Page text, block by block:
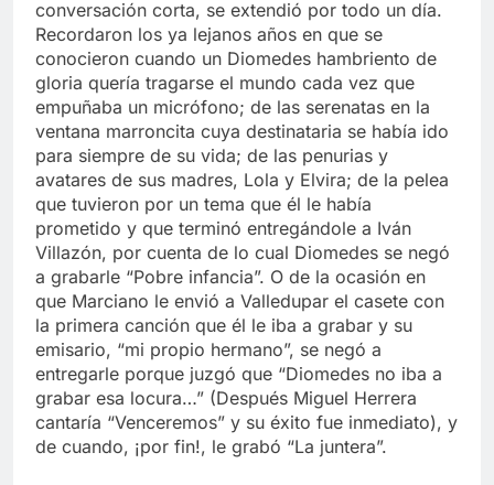
conversación corta, se extendió por todo un día.
Recordaron los ya lejanos años en que se
conocieron cuando un Diomedes hambriento de
gloria quería tragarse el mundo cada vez que
empuñaba un micrófono; de las serenatas en la
ventana marroncita cuya destinataria se había ido
para siempre de su vida; de las penurias y
avatares de sus madres, Lola y Elvira; de la pelea
que tuvieron por un tema que él le había
prometido y que terminó entregándole a Iván
Villazón, por cuenta de lo cual Diomedes se negó
a grabarle “Pobre infancia”. O de la ocasión en
que Marciano le envió a Valledupar el casete con
la primera canción que él le iba a grabar y su
emisario, “mi propio hermano”, se negó a
entregarle porque juzgó que “Diomedes no iba a
grabar esa locura…” (Después Miguel Herrera
cantaría “Venceremos” y su éxito fue inmediato), y
de cuando, ¡por fin!, le grabó “La juntera”.